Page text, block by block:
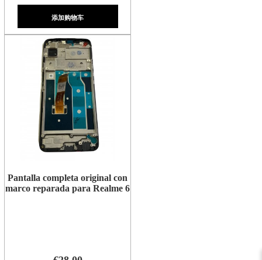
添加购物车
Pantalla completa original con
marco reparada para Realme 6